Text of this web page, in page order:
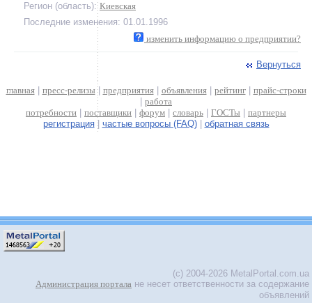
Регион (область): Киевская
Последние изменения: 01.01.1996
изменить информацию о предприятии?
Вернуться
главная| пресс-релизы | предприятия| объявления| рейтинг| прайс-строки
работа
потребности
поставщики форум словарь ГОСТы
партнеры
регистрация| частые вопросы (FAQ)| обратная связь
(c) 2004-2026 MetalPortal.com.ua
Администрация портала не несет ответственности за содержание
объявлений